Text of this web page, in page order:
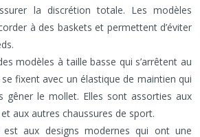
la discrétion totale. Les modèles
à des baskets et permettent d’éviter
modèles à taille basse qui s’arrêtent au
fixent avec un élastique de maintien qui
gêner le mollet. Elles sont assorties aux
aux autres chaussures de sport.
est aux designs modernes qui ont une